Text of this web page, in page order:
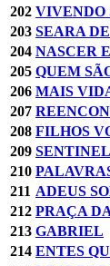
202 VIVENDO
203 SEARA
204 NASCER
205 QUEM
206 MAIS
207
208 FILHOS
209
210
211 ADEUS
212 PRAÇA
213 GABRIEL
214 ENTES